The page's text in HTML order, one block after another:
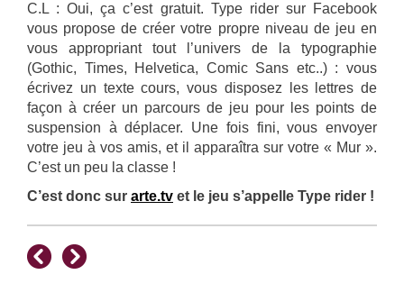
C.L : Oui, ça c’est gratuit. Type rider sur Facebook
vous propose de créer votre propre niveau de jeu en
vous appropriant tout l’univers de la typographie
(Gothic, Times, Helvetica, Comic Sans etc..) : vous
écrivez un texte cours, vous disposez les lettres de
façon à créer un parcours de jeu pour les points de
suspension à déplacer. Une fois fini, vous envoyer
votre jeu à vos amis, et il apparaîtra sur votre « Mur ».
C’est un peu la classe !
C’est donc sur arte.tv et le jeu s’appelle Type rider !